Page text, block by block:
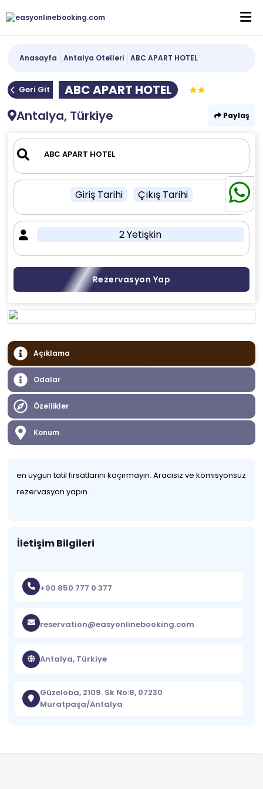
Anasayfa Antalya Otelleri ABC APART HOTEL
Geri Git
ABC APART HOTEL
Antalya, Türkiye
Paylaş
Giriş Tarihi Çıkış Tarihi
2 Yetişkin
Rezervasyon Yap
Açıklama
Odalar
Özellikler
Konum
en uygun tatil fırsatlarını kaçırmayın. Aracısız ve komisyonsuz
rezervasyon yapın.
İletişim Bilgileri
+90 850 777 0 377
reservation@easyonlinebooking.com
Antalya, Türkiye
Güzeloba, 2109. Sk No:8, 07230
Muratpaşa/Antalya